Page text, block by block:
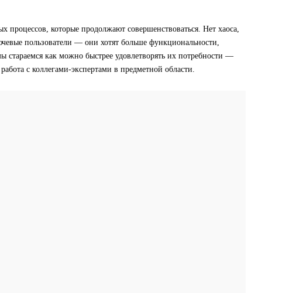
процессов, которые продолжают совершенствоваться. Нет хаоса,
пользователи — они хотят больше функциональности,
стараемся как можно быстрее удовлетворять их потребности —
с коллегами-экспертами в предметной области.